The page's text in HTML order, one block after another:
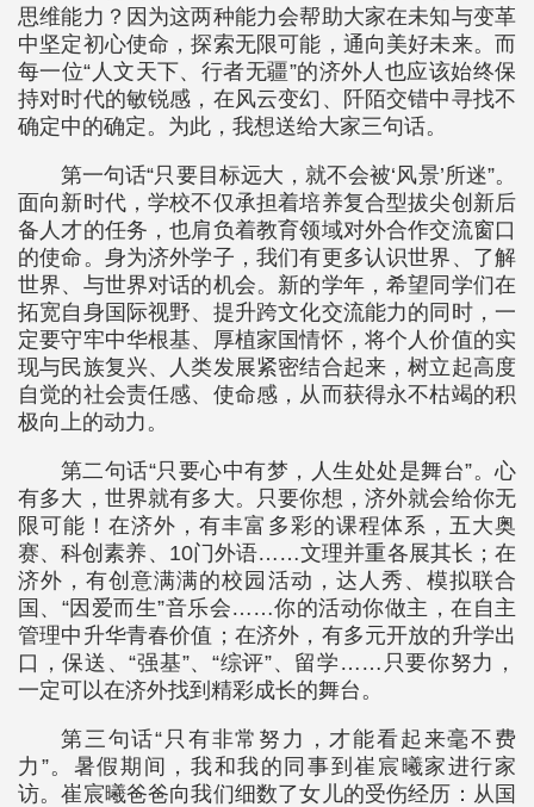
思维能力？因为这两种能力会帮助大家在未知与变革
中坚定初心使命，探索无限可能，通向美好未来。而
每一位“人文天下、行者无疆”的济外人也应该始终保
持对时代的敏锐感，在风云变幻、阡陌交错中寻找不
确定中的确定。为此，我想送给大家三句话。
第一句话“只要目标远大，就不会被‘风景’所迷”。
面向新时代，学校不仅承担着培养复合型拔尖创新后
备人才的任务，也肩负着教育领域对外合作交流窗口
的使命。身为济外学子，我们有更多认识世界、了解
世界、与世界对话的机会。新的学年，希望同学们在
拓宽自身国际视野、提升跨文化交流能力的同时，一
定要守牢中华根基、厚植家国情怀，将个人价值的实
现与民族复兴、人类发展紧密结合起来，树立起高度
自觉的社会责任感、使命感，从而获得永不枯竭的积
极向上的动力。
第二句话“只要心中有梦，人生处处是舞台”。心
有多大，世界就有多大。只要你想，济外就会给你无
限可能！在济外，有丰富多彩的课程体系，五大奥
赛、科创素养、10门外语……文理并重各展其长；在
济外，有创意满满的校园活动，达人秀、模拟联合
国、“因爱而生”音乐会……你的活动你做主，在自主
管理中升华青春价值；在济外，有多元开放的升学出
口，保送、“强基”、“综评”、留学……只要你努力，
一定可以在济外找到精彩成长的舞台。
第三句话“只有非常努力，才能看起来毫不费
力”。暑假期间，我和我的同事到崔宸曦家进行家
访。崔宸曦爸爸向我们细数了女儿的受伤经历：从国